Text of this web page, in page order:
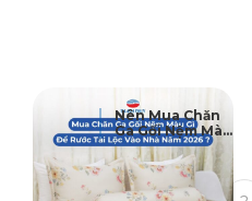
10
02-2026
Nên Mua Chăn
Ga Gối Nệm Màu
Gì Để Rước Tài
Lộc Vào Nhà
Năm 2026?